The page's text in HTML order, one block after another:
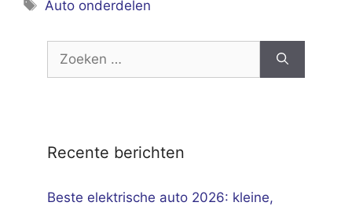
Auto onderdelen
naar:
Recente berichten
Beste elektrische auto 2026: kleine,